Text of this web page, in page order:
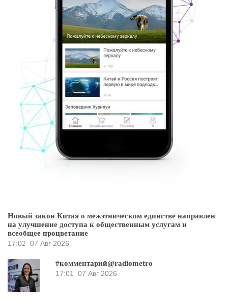
Новый закон Китая о межэтническом единстве направлен
на улучшение доступа к общественным услугам и
всеобщее процветание
17:02 07 Авг 2026
#комментарий@radiometro
17:01
07 Авг 2026